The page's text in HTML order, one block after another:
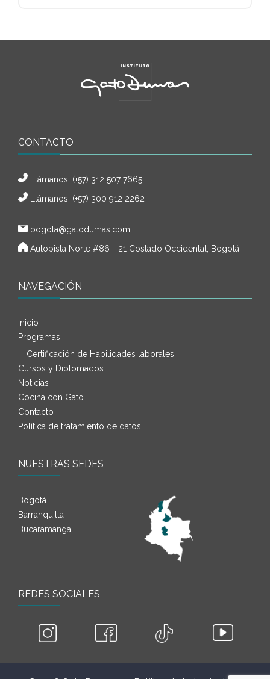
CONTACTO
Llámanos: (+57) 312 507 7665
Llámanos: (+57) 300 912 2262
bogota@gatodumas.com
Autopista Norte #86 - 21 Costado Occidental, Bogotá
NAVEGACIÓN
Inicio
Programas
Certificación de Habilidades laborales
Cursos y Diplomados
Noticias
Cocina con Gato
Contacto
Política de tratamiento de datos
NUESTRAS SEDES
Bogotá
Barranquilla
Bucaramanga
REDES SOCIALES